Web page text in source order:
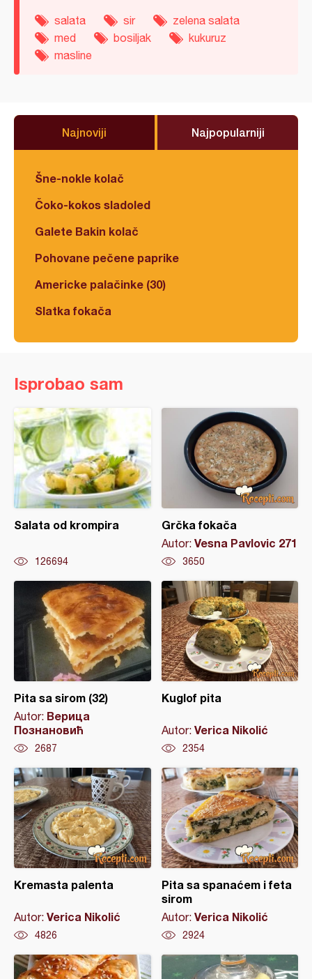
salata sir
zelena salata
med
bosiljak
kukuruz
masline
Najnoviji Najpopularniji
Šne-nokle kolač
Čoko-kokos sladoled
Galete Bakin kolač
Pohovane pečene paprike
Americke palačinke (30)
Slatka fokača
Isprobao sam
Salata od krompira
126694
Grčka fokača
Autor: Vesna Pavlovic 271
3650
Pita sa sirom (32)
Autor: Верица
Познановић
2687
Kuglof pita
Autor: Verica Nikolić
2354
Kremasta palenta
Autor: Verica Nikolić
4826
Pita sa spanaćem i feta
sirom
Autor: Verica Nikolić
2924